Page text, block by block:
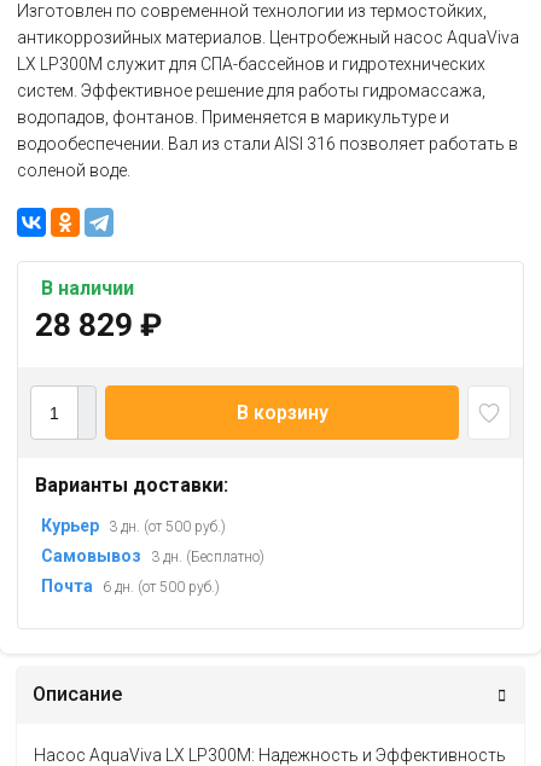
Изготовлен по современной технологии из термостойких,
антикоррозийных материалов. Центробежный насос AquaViva
LX LP300M служит для СПА-бассейнов и гидротехнических
систем. Эффективное решение для работы гидромассажа,
водопадов, фонтанов. Применяется в марикультуре и
водообеспечении. Вал из стали AISI 316 позволяет работать в
соленой воде.
В наличии
28 829 ₽
В корзину
Варианты доставки:
Курьер 3 дн. (от 500 руб.)
Самовывоз 3 дн. (Бесплатно)
Почта 6 дн. (от 500 руб.)
Описание
Насос AquaViva LX LP300M: Надежность и Эффективность